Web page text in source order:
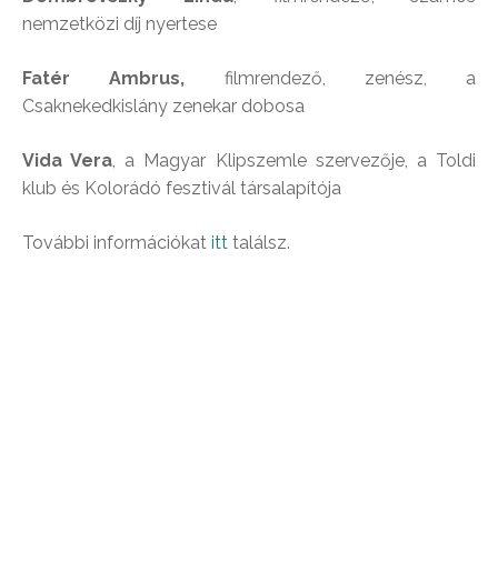
nemzetközi díj nyertese
Fatér Ambrus, filmrendező, zenész, a
Csaknekedkislány zenekar dobosa
Vida Vera, a Magyar Klipszemle szervezője, a Toldi
klub és Kolorádó fesztivál társalapítója
További információkat itt találsz.